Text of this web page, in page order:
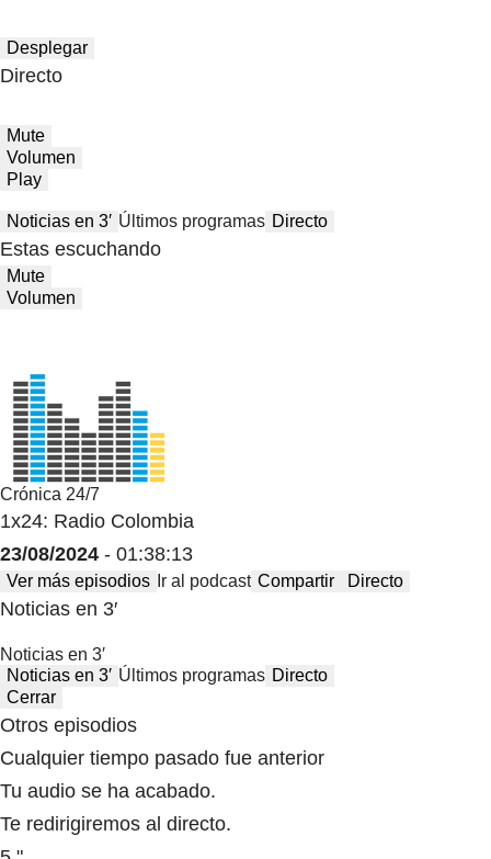
Desplegar
Directo
Mute
Volumen
Play
Noticias en 3′ Últimos programas Directo
Estas escuchando
Mute
Volumen
Crónica 24/7
1x24: Radio Colombia
23/08/2024 - 01:38:13
Ver más episodios Ir al podcast Compartir Directo
Noticias en 3′
Noticias en 3′
Noticias en 3′ Últimos programas Directo
Cerrar
Otros episodios
Cualquier tiempo pasado fue anterior
Tu audio se ha acabado.
Te redirigiremos al directo.